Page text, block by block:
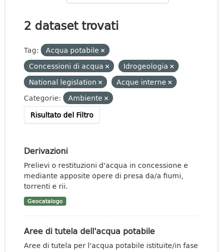
2 dataset trovati
Tag:
Acqua potabile
Concessioni di acqua
Idrogeologia
National legislation
Acque interne
Categorie:
Ambiente
Risultato del Filtro
Derivazioni
Prelievi o restituzioni d'acqua in concessione e
mediante apposite opere di presa da/a fiumi,
torrenti e rii.
Geocatalogo
Aree di tutela dell'acqua potabile
Aree di tutela per l'acqua potabile istituite/in fase